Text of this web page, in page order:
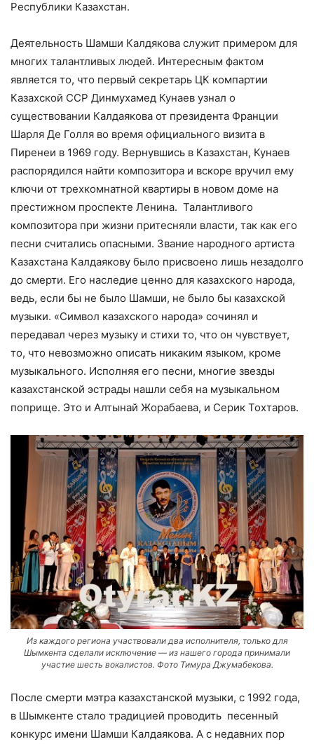
Республики Казахстан.
Деятельность Шамши Калдякова служит примером для
многих талантливых людей. Интересным фактом
является то, что первый секретарь ЦК компартии
Казахской ССР Динмухамед Кунаев узнал о
существовании Калдаякова от президента Франции
Шарля Де Голля во время официального визита в
Пиренеи в 1969 году. Вернувшись в Казахстан, Кунаев
распорядился найти композитора и вскоре вручил ему
ключи от трехкомнатной квартиры в новом доме на
престижном проспекте Ленина. Талантливого
композитора при жизни притесняли власти, так как его
песни считались опасными. Звание народного артиста
Казахстана Калдаякову было присвоено лишь незадолго
до смерти. Его наследие ценно для казахского народа,
ведь, если бы не было Шамши, не было бы казахской
музыки. «Символ казахского народа» сочинял и
передавал через музыку и стихи то, что он чувствует,
то, что невозможно описать никаким языком, кроме
музыкального. Исполняя его песни, многие звезды
казахстанской эстрады нашли себя на музыкальном
поприще. Это и Алтынай Жорабаева, и Серик Тохтаров.
Из каждого региона участвовали два исполнителя, только для
Шымкента сделали исключение — из нашего города принимали
участие шесть вокалистов. Фото Тимура Джумабекова.
После смерти мэтра казахстанской музыки, с 1992 года,
в Шымкенте стало традицией проводить песенный
конкурс имени Шамши Калдаякова. А с недавних пор